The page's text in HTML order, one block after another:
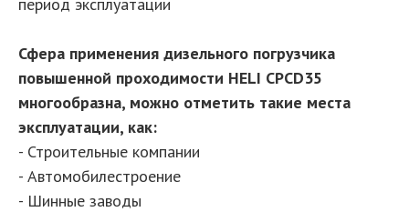
Сфера применения дизельного погрузчика
повышенной проходимости HELI CPСD35
многообразна, можно отметить такие места
эксплуатации, как:
- Строительные компании
- Автомобилестроение
- Шинные заводы